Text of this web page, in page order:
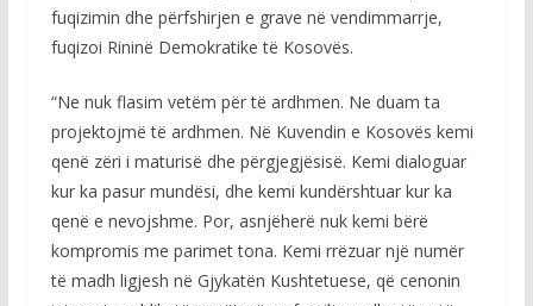
fuqizimin dhe përfshirjen e grave në vendimmarrje,
fuqizoi Rininë Demokratike të Kosovës.
“Ne nuk flasim vetëm për të ardhmen. Ne duam ta
projektojmë të ardhmen. Në Kuvendin e Kosovës kemi
qenë zëri i maturisë dhe përgjegjësisë. Kemi dialoguar
kur ka pasur mundësi, dhe kemi kundërshtuar kur ka
qenë e nevojshme. Por, asnjëherë nuk kemi bërë
kompromis me parimet tona. Kemi rrëzuar një numër
të madh ligjesh në Gjykatën Kushtetuese, që cenonin